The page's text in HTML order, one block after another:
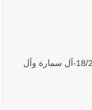
ـ وفاة زينة حلمي سمارة -18/2/2010-آل سمارة وآل